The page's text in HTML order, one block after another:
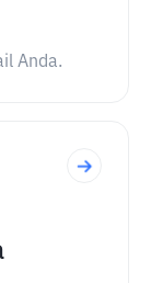
Anda.